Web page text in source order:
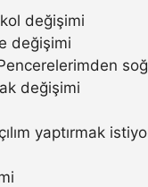
değişimi
değişimi
değişimi
yaptırmak